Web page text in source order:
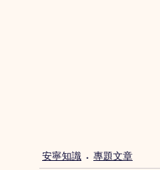
安寧知識 專題文章